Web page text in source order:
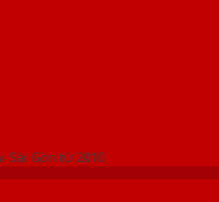
Gòn từ 2010